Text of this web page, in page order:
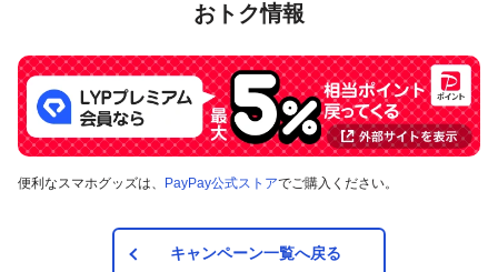
おトク情報
便利なスマホグッズは、 PayPay公式ストアでご購入ください。
キャンペーン一覧へ戻る